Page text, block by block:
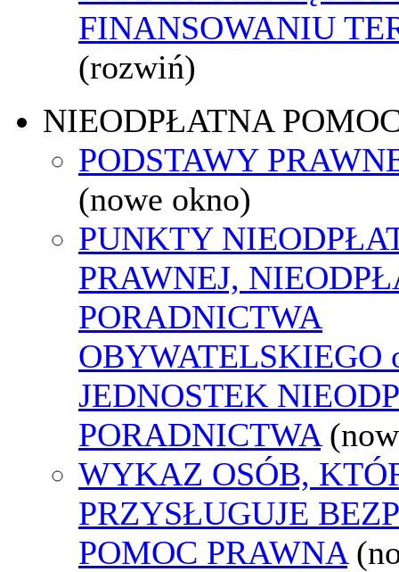
FINANSOWANIU
(rozwiń)
NIEODPŁATNA
PODSTAWY
(nowe okno)
PUNKTY
PRAWNEJ,
PORADNICTWA
OBYWATELSKIEGO
JEDNOSTEK
PORADNICTWA
WYKAZ OSÓB,
PRZYSŁUGUJE
POMOC PRAWNA